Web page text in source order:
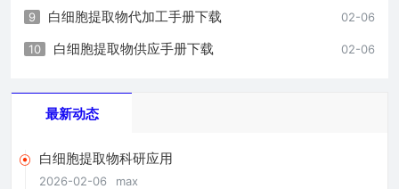
02-06
9 白细胞提取物代加工手册下载
02-06
10 白细胞提取物供应手册下载
最新动态
白细胞提取物科研应用
2026-02-06 max